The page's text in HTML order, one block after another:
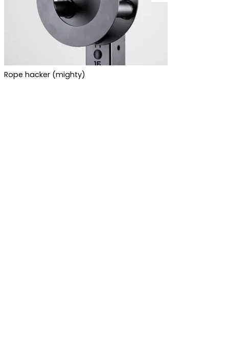
Rope hacker (mighty)